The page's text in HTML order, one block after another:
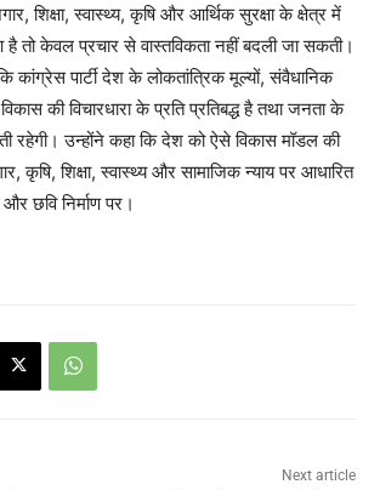
शिक्षा, स्वास्थ्य, कृषि और आर्थिक सुरक्षा के क्षेत्र में
है तो केवल प्रचार से वास्तविकता नहीं बदली जा सकती।
कांग्रेस पार्टी देश के लोकतांत्रिक मूल्यों, संवैधानिक
की विचारधारा के प्रति प्रतिबद्ध है तथा जनता के
रहेगी। उन्होंने कहा कि देश को ऐसे विकास मॉडल की
कृषि, शिक्षा, स्वास्थ्य और सामाजिक न्याय पर आधारित
छवि निर्माण पर।
Next article